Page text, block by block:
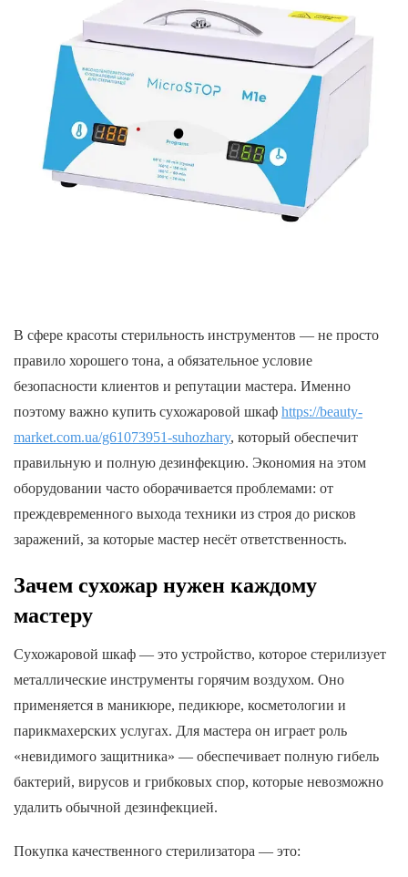
В сфере красоты стерильность инструментов — не просто
правило хорошего тона, а обязательное условие
безопасности клиентов и репутации мастера. Именно
поэтому важно купить сухожаровой шкаф https://beauty-
market.com.ua/g61073951-suhozhary, который обеспечит
правильную и полную дезинфекцию. Экономия на этом
оборудовании часто оборачивается проблемами: от
преждевременного выхода техники из строя до рисков
заражений, за которые мастер несёт ответственность.
Зачем сухожар нужен каждому
мастеру
Сухожаровой шкаф — это устройство, которое стерилизует
металлические инструменты горячим воздухом. Оно
применяется в маникюре, педикюре, косметологии и
парикмахерских услугах. Для мастера он играет роль
«невидимого защитника» — обеспечивает полную гибель
бактерий, вирусов и грибковых спор, которые невозможно
удалить обычной дезинфекцией.
Покупка качественного стерилизатора — это: